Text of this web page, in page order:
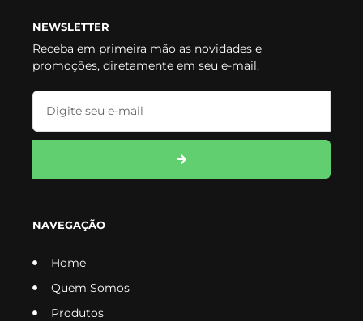
NEWSLETTER
Receba em primeira mão as novidades e
promoções, diretamente em seu e-mail.
NAVEGAÇÃO
Home
Quem Somos
Produtos